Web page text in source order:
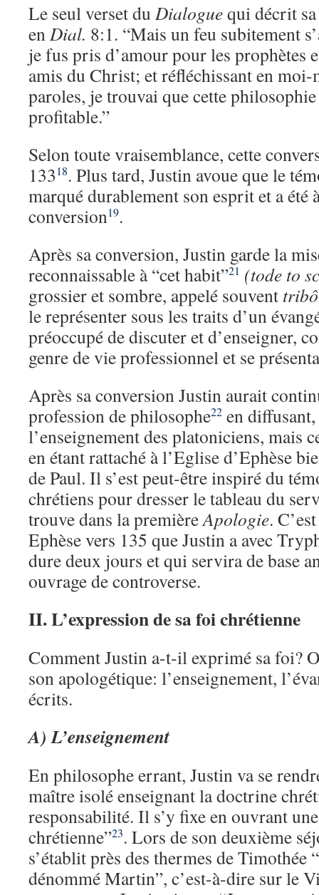
Le seul verset du Dialoguequi décrit
enDial. 8:1. “Mais un feu subitement
je fus pris d’amour pour les prophètes
amis du Christ; et réfléchissant en moi-
paroles, je trouvai que cette
profitable.”
Selon toute vraisemblance, cette
13318. Plus tard, Justin avoue que le
marqué durablement son esprit et a été
conversion19.
Après sa conversion, Justin garde la
reconnaissable à “cet habit”21 (tode to
grossier et sombre, appelé souvent
le représenter sous les traits d’un
préoccupé de discuter et d’enseigner,
genre de vie professionnel et se
Après sa conversion Justin aurait
profession de philosophe22 en
l’enseignement des platoniciens, mais
en étant rattaché à l’Eglise d’Ephèse
de Paul. Il s’est peut-être inspiré du
chrétiens pour dresser le tableau du
trouve dans la premièreApologie.
Ephèse vers 135 que Justin a avec
dure deux jours et qui servira de base
ouvrage de controverse.
II. L’expression de sa foi chrétienne
Comment Justin a-t-il exprimé sa foi?
son apologétique: l’enseignement,
écrits.
A) L’enseignement
En philosophe errant, Justin va se
maître isolé enseignant la doctrine
responsabilité. Il s’y fixe en ouvrant
chrétienne”23. Lors de son deuxième
s’établit près des thermes de Timothée
dénommé Martin”, c’est-à-dire sur le